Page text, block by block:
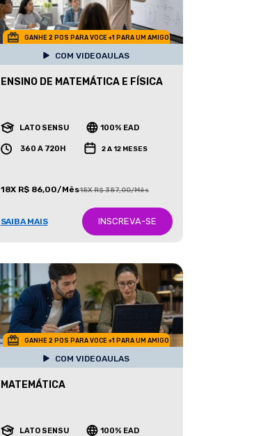
GANHE 2 POS PARA VOCE +1 PARA UM AMIGO
COM VIDEOAULAS
ENSINO DE MATEMÁTICA E FÍSICA
LATO SENSU 100% EAD
360 A 720H 2 A 12 MESES
18X R$ 86,00/Mês18X R$ 387,00/Mês
SAIBA MAIS INSCREVA-SE
GANHE 2 POS PARA VOCE +1 PARA UM AMIGO
COM VIDEOAULAS
MATEMÁTICA
LATO SENSU 100% EAD